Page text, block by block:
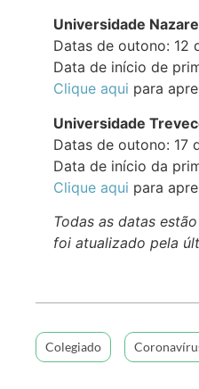
Universidade
Datas de outono: 12
Data de início de
Clique aqui para
Universidade
Datas de outono: 17
Data de início da
Clique aqui para
Todas as datas
foi atualizado pela
Colegiado